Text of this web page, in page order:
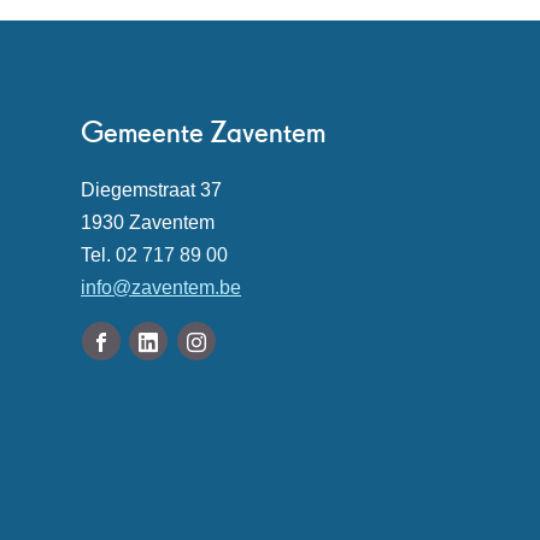
Contact
Gemeente Zaventem
Adres
Diegemstraat 37
,1930 Zaventem
Tel. 02 717 89 00
E-
mail
info@zaventem.be
VolgFacebook
LinkedinInstagram